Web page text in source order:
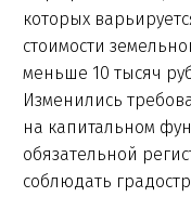
которых
стоимости
меньше 10 тысяч
Изменились
на капитальном
обязательной
соблюдать